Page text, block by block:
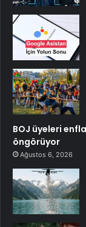
BOJ üyeleri
öngörüyor
Ağustos 6, 2026